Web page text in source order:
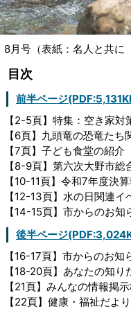
8月号（表紙：名人と共に
目次
前半ページ
【2-5頁】特集：空き家対
【6頁】九頭竜の恐竜た
【7頁】子ども食堂の紹介
【8-9頁】第六次大野市
【10-11頁】令和7年度決
【12-13頁】水の日関連イ
【14-15頁】市からのお知
後半ページ
【16-17頁】市からのお知
【18-20頁】あなたの知り
【21頁】みんなの情報掲
【22頁】健康・福祉だより